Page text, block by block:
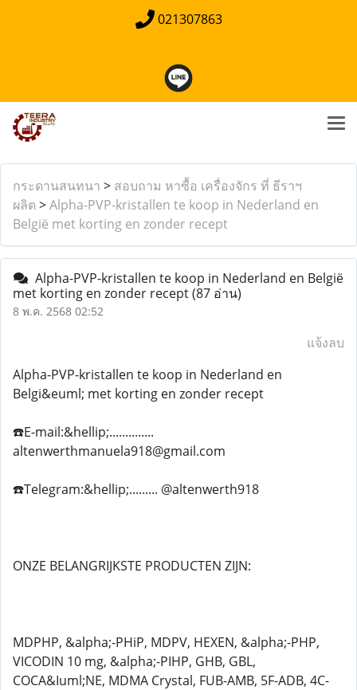
021307863
กระดานสนทนา > สอบถาม หาซื้อ เครื่องจักร ที่ ธีราฯ
ผลิต >Alpha-PVP-kristallen te koop in Nederland en
België met korting en zonder recept
Alpha-PVP-kristallen te koop in Nederland en België
met korting en zonder recept(87 อ่าน)
8 พ.ค. 2568 02:52
แจ้งลบ
Alpha-PVP-kristallen te koop in Nederland en
Belgi&euml; met korting en zonder recept
☎️E-mail:&hellip;..............
altenwerthmanuela918@gmail.com
☎️Telegram:&hellip;......... @altenwerth918
ONZE BELANGRIJKSTE PRODUCTEN ZIJN:
MDPHP, &alpha;-PHiP, MDPV, HEXEN, &alpha;-PHP,
VICODIN 10 mg, &alpha;-PIHP, GHB, GBL,
COCA&Iuml;NE, MDMA Crystal, FUB-AMB, 5F-ADB, 4C-